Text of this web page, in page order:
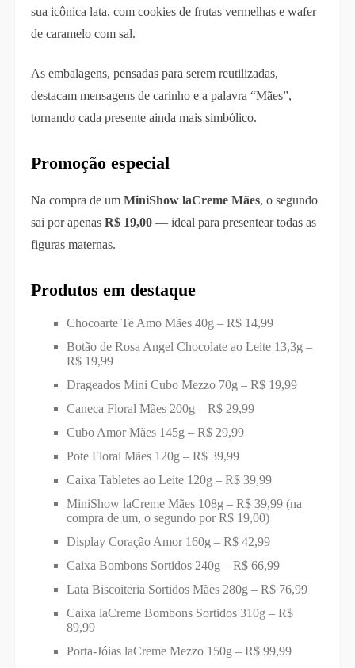
sua icônica lata, com cookies de frutas vermelhas e wafer
de caramelo com sal.
As embalagens, pensadas para serem reutilizadas,
destacam mensagens de carinho e a palavra “Mães”,
tornando cada presente ainda mais simbólico.
Promoção especial
Na compra de um MiniShow laCreme Mães, o segundo
sai por apenas R$ 19,00— ideal para presentear todas as
figuras maternas.
Produtos em destaque
Chocoarte Te Amo Mães 40g – R$ 14,99
Botão de Rosa Angel Chocolate ao Leite 13,3g –
R$ 19,99
Drageados Mini Cubo Mezzo 70g – R$ 19,99
Caneca Floral Mães 200g – R$ 29,99
Cubo Amor Mães 145g – R$ 29,99
Pote Floral Mães 120g – R$ 39,99
Caixa Tabletes ao Leite 120g – R$ 39,99
MiniShow laCreme Mães 108g – R$ 39,99 (na
compra de um, o segundo por R$ 19,00)
Display Coração Amor 160g – R$ 42,99
Caixa Bombons Sortidos 240g – R$ 66,99
Lata Biscoiteria Sortidos Mães 280g – R$ 76,99
Caixa laCreme Bombons Sortidos 310g – R$
89,99
Porta-Jóias laCreme Mezzo 150g – R$ 99,99